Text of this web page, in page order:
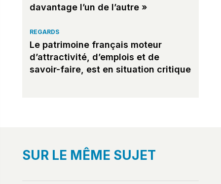
davantage l’un de l’autre »
REGARDS
Le patrimoine français moteur
d’attractivité, d’emplois et de
savoir-faire, est en situation critique
SUR LE MÊME SUJET